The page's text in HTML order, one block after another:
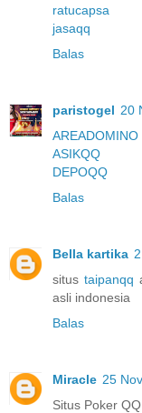
ratucapsa
jasaqq
Balas
paristogel 20
AREADOMINO
ASIKQQ
DEPOQQ
Balas
Bella kartika
situs taipanqq
asli indonesia
Balas
Miracle 25
Situs Poker